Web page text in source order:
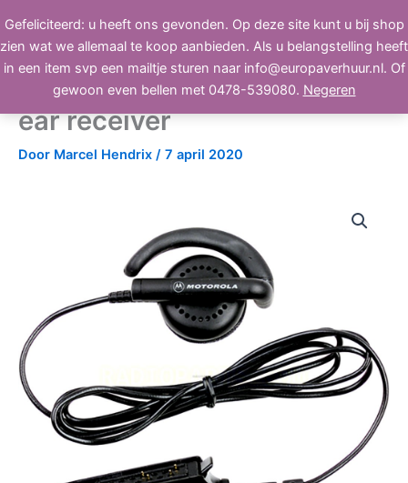
Gefeliciteerd: u heeft ons gevonden. Op deze site kunt u bij shop
zien wat we allemaal te koop aanbieden. Als u belangstelling heeft
in een item svp een mailtje sturen naar info@europaverhuur.nl. Of
gewoon even bellen met 0478-539080. Negeren
naar
de
inhoud
BEELD, GELUID, LICHT
Motorola ENMN4013 flexible
ear receiver
Door Marcel Hendrix / 7 april 2020